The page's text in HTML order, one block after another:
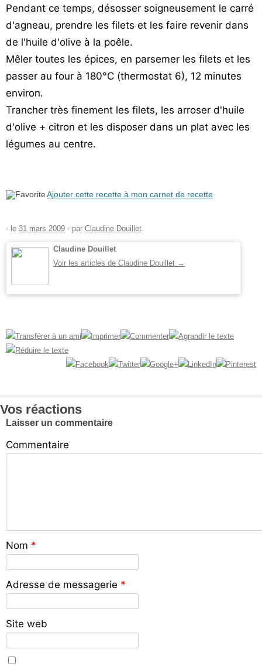
Pendant ce temps, désosser soigneusement le carré
d'agneau, prendre les filets et les faire revenir dans
de l'huile d'olive à la poêle.
Mêler toutes les épices, en parsemer les filets et les
passer au four à 180°C (thermostat 6), 12 minutes
environ.
Trancher très finement les filets, les arroser d'huile
d'olive + citron et les disposer dans un plat avec les
légumes au centre.
Ajouter cette recette à mon carnet de recette
- le 31 mars 2009 - par Claudine Douillet.
Claudine Douillet
Voir les articles de Claudine Douillet →
Vos réactions
Laisser un commentaire
Commentaire
Nom *
Adresse de messagerie *
Site web